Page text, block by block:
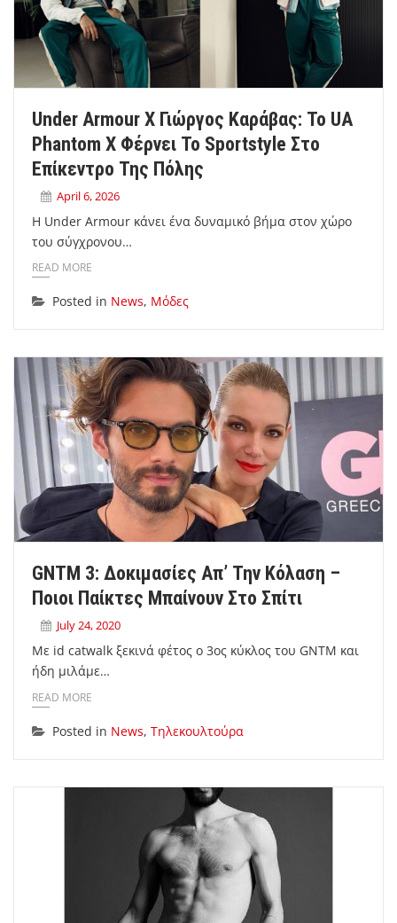
Under Armour X Γιώργος Καράβας: Το UA
Phantom X Φέρνει Το Sportstyle Στο
Επίκεντρο Της Πόλης
April 6, 2026
Η Under Armour κάνει ένα δυναμικό βήμα στον χώρο
του σύγχρονου…
READ MORE
Posted in News, Μόδες
GNTM 3: Δοκιμασίες Απ’ Την Κόλαση –
Ποιοι Παίκτες Μπαίνουν Στο Σπίτι
July 24, 2020
Με id catwalk ξεκινά φέτος ο 3ος κύκλος του GNTM και
ήδη μιλάμε…
READ MORE
Posted in News, Τηλεκουλτούρα